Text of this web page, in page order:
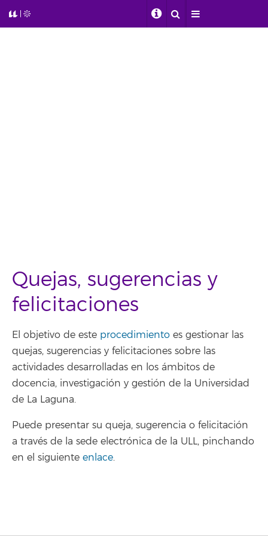
Quejas, sugerencias y
felicitaciones
El objetivo de este procedimiento es gestionar las
quejas, sugerencias y felicitaciones sobre las
actividades desarrolladas en los ámbitos de
docencia, investigación y gestión de la Universidad
de La Laguna.
Puede presentar su queja, sugerencia o felicitación
a través de la sede electrónica de la ULL, pinchando
en el siguiente enlace.